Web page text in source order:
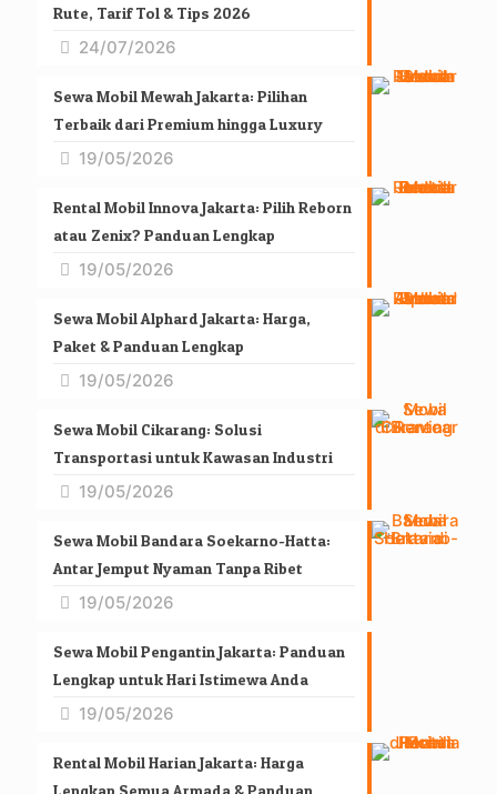
Rute, Tarif Tol & Tips 2026
24/07/2026
Sewa Mobil Mewah Jakarta: Pilihan
Terbaik dari Premium hingga Luxury
19/05/2026
Rental Mobil Innova Jakarta: Pilih Reborn
atau Zenix? Panduan Lengkap
19/05/2026
Sewa Mobil Alphard Jakarta: Harga,
Paket & Panduan Lengkap
19/05/2026
Sewa Mobil Cikarang: Solusi
Transportasi untuk Kawasan Industri
19/05/2026
Sewa Mobil Bandara Soekarno-Hatta:
Antar Jemput Nyaman Tanpa Ribet
19/05/2026
Sewa Mobil Pengantin Jakarta: Panduan
Lengkap untuk Hari Istimewa Anda
19/05/2026
Rental Mobil Harian Jakarta: Harga
Lengkap Semua Armada & Panduan